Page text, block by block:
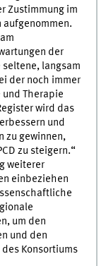
Zustimmung im
aufgenommen.
der
seltene, langsam
der noch immer
Therapie
wird das
und
zu gewinnen,
zu steigern.“
weiterer
einbeziehen
um den
und den
Konsortiums